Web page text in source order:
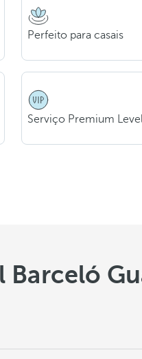
Perfeito para casais
Serviço Premium